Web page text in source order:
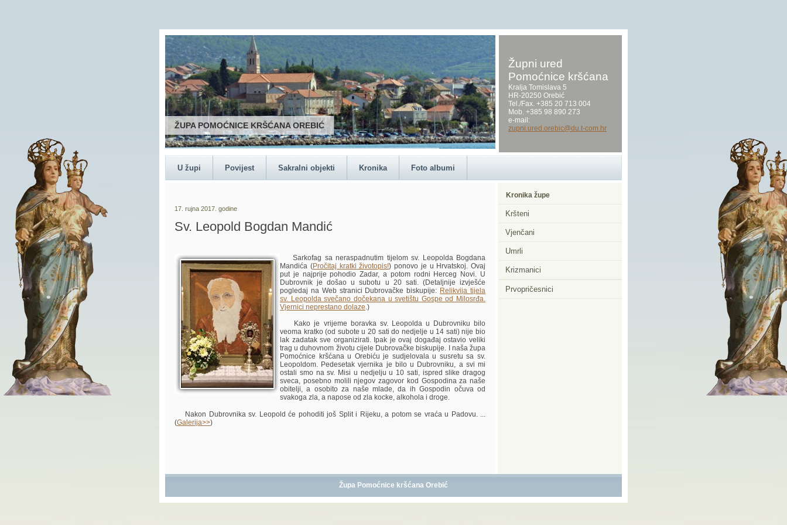
ŽUPA POMOĆNICE KRŠĆANA OREBIĆ
Župni ured
Pomoćnice kršćana
Kralja Tomislava 5
HR-20250 Orebić
Tel./Fax. +385 20 713 004
Mob. +385 98 890 273
e-mail:
zupni.ured.orebic@du.t-com.hr
U župi Povijest Sakralni objekti Kronika Foto albumi
Kronika župe
Kršteni
Vjenčani
Umrli
Krizmanici
Prvopričesnici
17. rujna 2017. godine
Sv. Leopold Bogdan Mandić
Sarkofag sa neraspadnutim tijelom sv. Leopolda Bogdana
Mandića (Pročitaj kratki životopis!) ponovo je u Hrvatskoj. Ovaj
put je najprije pohodio Zadar, a potom rodni Herceg Novi. U
Dubrovnik je došao u subotu u 20 sati. (Detaljnije izvješće
pogledaj na Web stranici Dubrovačke biskupije: Relikvija tijela
sv. Leopolda svečano dočekana u svetištu Gospe od Milosrđa.
Vjernici neprestano dolaze .)
Kako je vrijeme boravka sv. Leopolda u Dubrovniku bilo
veoma kratko (od subote u 20 sati do nedjelje u 14 sati) nije bio
lak zadatak sve organizirati. Ipak je ovaj događaj ostavio veliki
trag u duhovnom životu cijele Dubrovačke biskupije. I naša župa
Pomoćnice kršćana u Orebiću je sudjelovala u susretu sa sv.
Leopoldom. Pedesetak vjernika je bilo u Dubrovniku, a svi mi
ostali smo na sv. Misi u nedjelju u 10 sati, ispred slike dragog
sveca, posebno molili njegov zagovor kod Gospodina za naše
obitelji, a osobito za naše mlade, da ih Gospodin očuva od
svakoga zla, a napose od zla kocke, alkohola i droge.
Nakon Dubrovnika sv. Leopold će pohoditi još Split i Rijeku, a potom se vraća u Padovu. ...
(Galerija>>)
Župa Pomoćnice kršćana Orebić